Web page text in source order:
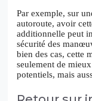
Par exemple, sur
autoroute, avoir
additionnelle peut
sécurité des
bien des cas, cette
seulement de
potentiels, mais